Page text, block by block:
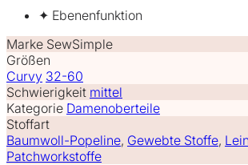
✦ Ebenenfunktion
Marke SewSimple
Größen
Curvy 32-60
Schwierigkeit mittel
Kategorie Damenoberteile
Stoffart
Baumwoll-Popeline, Gewebte Stoffe,
Patchworkstoffe